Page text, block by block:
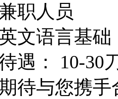
职人员
文语言基础
遇： 10-30
待与您携